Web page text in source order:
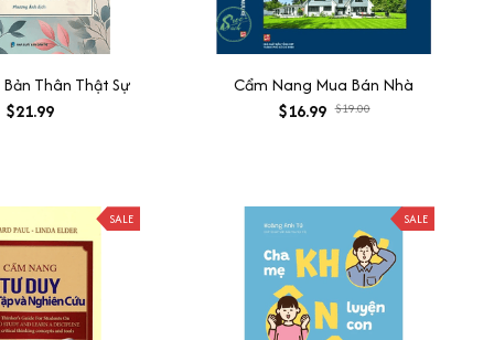
Thân Thật Sự
$21.99
Cẩm Nang Mua Bán Nhà
$16.99 $19.00
SALE SALE